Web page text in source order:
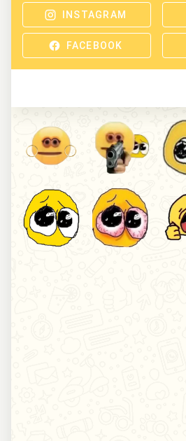
INSTAGRAM
FACEBOOK